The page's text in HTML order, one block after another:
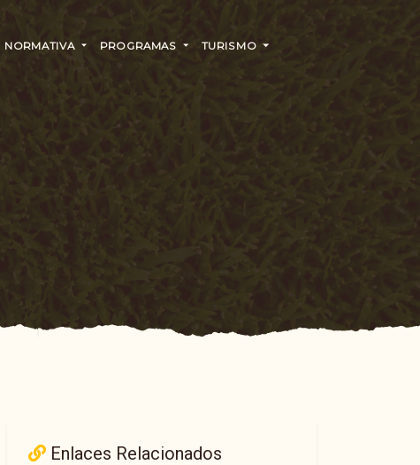
NORMATIVA PROGRAMAS TURISMO
Enlaces Relacionados